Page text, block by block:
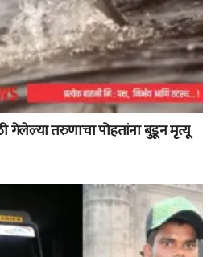
गेलेल्या तरुणाचा पोहतांना बुडून मृत्यू